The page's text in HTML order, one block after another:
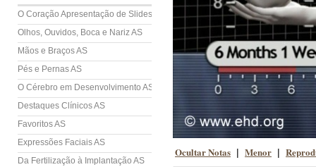
O Coração Apresentação de Slides (AS)
Olhos, Ouvidos, Boca e Nariz AS
Mãos e Braços AS
Pés e Pernas AS
O Cérebro em Desenvolvimento AS
Destaques Clínicos AS
Favoritos AS
Expressões Faciais AS
Da Fertilização à Implantação AS
Ocultar Notas | Menor |